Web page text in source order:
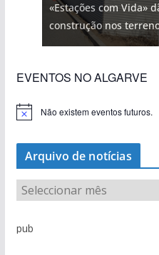
«Estações com Vida»
construção nos
EVENTOS NO ALGARVE
Não existem eventos futuros.
Arquivo de notícias
q
pub